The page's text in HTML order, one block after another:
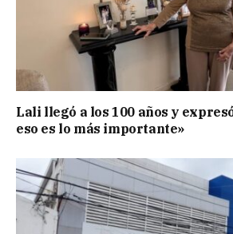
Lali llegó a los 100 años y
eso es lo más importante»